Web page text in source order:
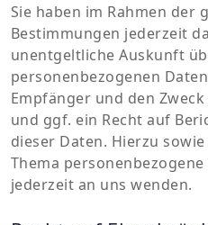
Sie haben im Rahmen der
Bestimmungen jederzeit
unentgeltliche Auskunft
personenbezogenen
Empfänger und den
und ggf. ein Recht auf
dieser Daten. Hierzu
Thema
jederzeit an uns wenden.